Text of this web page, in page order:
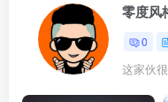
零度风
0
这家伙